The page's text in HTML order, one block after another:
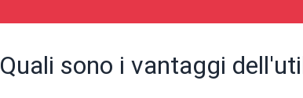
Quali sono i vantaggi